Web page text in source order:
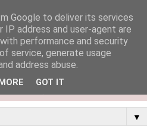
▼
Google to deliver its services
IP address and user-agent are
performance and security
service, generate usage
address abuse.
GOT IT